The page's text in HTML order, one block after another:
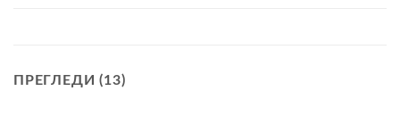
ПРЕГЛЕДИ (13)